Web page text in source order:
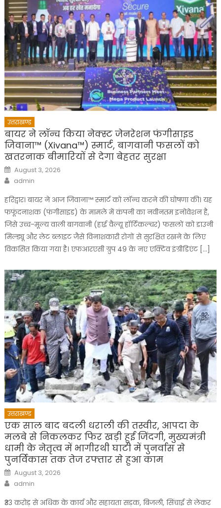
उत्तराखण्ड
बायर ने लॉन्च किया नेक्स्ट जेनरेशन फंगीसाइड
जिवाना™️ (Xivana™️) स्मार्ट, बागवानी फसलों को
खतरनाक बीमारियों से देगा बेहतर सुरक्षा
Posted
on
August 3, 2026
Author
admin
हरिद्वार। बायर ने आज जिवाना™️ स्मार्ट को लॉन्च करने की घोषणा की। यह
फफूंदनाशक (फंगीसाइड) के मामले में कंपनी का नवीनतम इनोवेशन है,
जिसे उच्च-मूल्य वाली बागवानी (हाई वैल्यू हॉर्टिकल्चर) फसलों को डाउनी
मिल्ड्यू और लेट ब्लाइट जैसे विनाशकारी रोगों से सुरक्षित रखने के लिए
विकसित किया गया है। एफआरएसी ग्रुप 49 के नए एक्टिव इंग्रीडिएंट […]
उत्तराखण्ड
एक साल बाद बदली धराली की तस्वीर, आपदा के
मलबे से निकलकर फिर खड़ी हुई जिंदगी, मुख्यमंत्री
धामी के नेतृत्व में भागीरथी घाटी में पुनर्वास से
पुनर्विकास तक तेज रफ्तार से हुआ काम
Posted
on
August 3, 2026
Author
admin
₹33 करोड़ से अधिक के कार्य और सहायता सड़क, बिजली, सिंचाई से लेकर